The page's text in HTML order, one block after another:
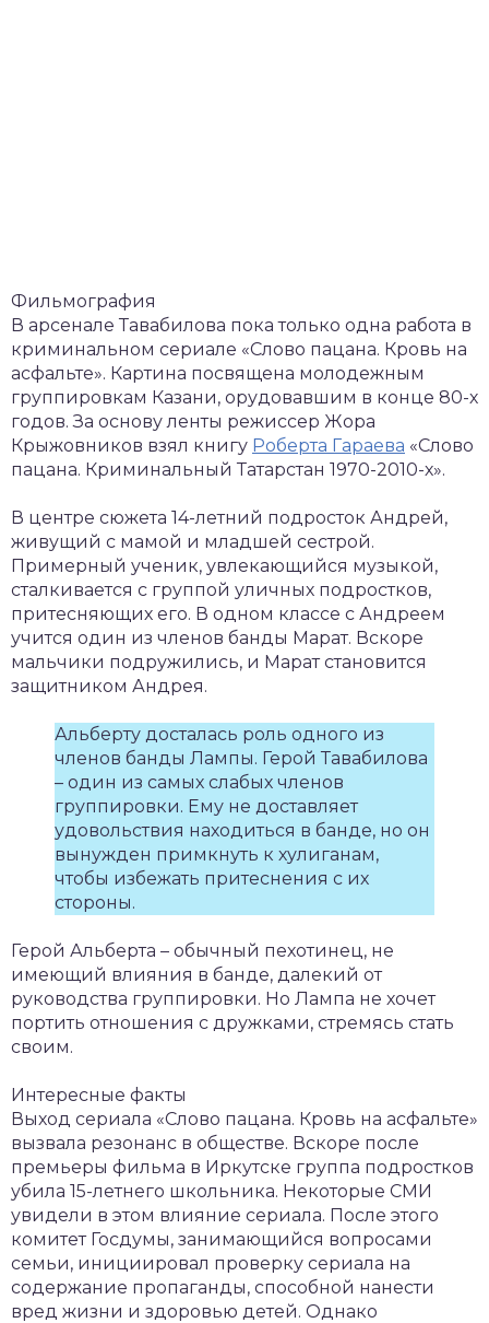
Фильмография
В арсенале Тавабилова пока только одна работа в
криминальном сериале «Слово пацана. Кровь на
асфальте». Картина посвящена молодежным
группировкам Казани, орудовавшим в конце 80-х
годов. За основу ленты режиссер Жора
Крыжовников взял книгу Роберта Гараева «Слово
пацана. Криминальный Татарстан 1970-2010-х».
В центре сюжета 14-летний подросток Андрей,
живущий с мамой и младшей сестрой.
Примерный ученик, увлекающийся музыкой,
сталкивается с группой уличных подростков,
притесняющих его. В одном классе с Андреем
учится один из членов банды Марат. Вскоре
мальчики подружились, и Марат становится
защитником Андрея.
Альберту досталась роль одного из
членов банды Лампы. Герой Тавабилова
– один из самых слабых членов
группировки. Ему не доставляет
удовольствия находиться в банде, но он
вынужден примкнуть к хулиганам,
чтобы избежать притеснения с их
стороны.
Герой Альберта – обычный пехотинец, не
имеющий влияния в банде, далекий от
руководства группировки. Но Лампа не хочет
портить отношения с дружками, стремясь стать
своим.
Интересные факты
Выход сериала «Слово пацана. Кровь на асфальте»
вызвала резонанс в обществе. Вскоре после
премьеры фильма в Иркутске группа подростков
убила 15-летнего школьника. Некоторые СМИ
увидели в этом влияние сериала. После этого
комитет Госдумы, занимающийся вопросами
семьи, инициировал проверку сериала на
содержание пропаганды, способной нанести
вред жизни и здоровью детей. Однако